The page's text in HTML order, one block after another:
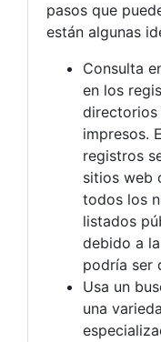
pasos que
están algunas
Consulta
en los
directorios
impresos.
registros
sitios web
todos los
listados
debido a
podría ser
Usa un
una